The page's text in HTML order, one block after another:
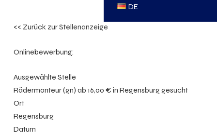
DE
<< Zurück zur Stellenanzeige
Onlinebewerbung:
Ausgewählte Stelle
Rädermonteur (gn) ab 16,00 € in Regensburg gesucht
Ort
Regensburg
Datum